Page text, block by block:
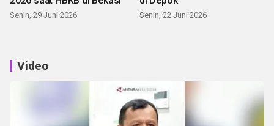
Senin, 29 Juni 2026 Senin, 22 Juni 2026
Video